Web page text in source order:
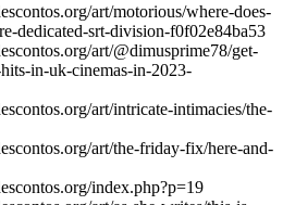
art/motorious/where-does-
dedicated-srt-division-f0f02e84ba53
art/@dimusprime78/get-
in-uk-cinemas-in-2023-
art/intricate-intimacies/the-
art/the-friday-fix/here-and-
index.php?p=19